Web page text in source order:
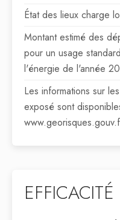
État des lieux charge
Montant estimé des
pour un usage
l'énergie de l'année
Les informations sur
exposé sont